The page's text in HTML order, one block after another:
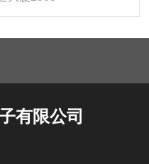
有限公司